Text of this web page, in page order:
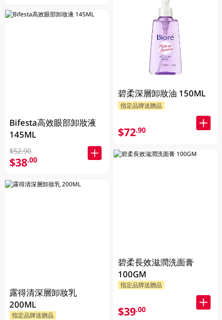
Bifesta高效眼部卸妝液
145ML
$52.90
$38.00
露得清深層卸妝乳
200ML
指定品牌送贈品
碧柔深層卸妝油 150ML
指定品牌送贈品
$72.90
碧柔長效滋潤洗面膏
100GM
指定品牌送贈品
$39.00